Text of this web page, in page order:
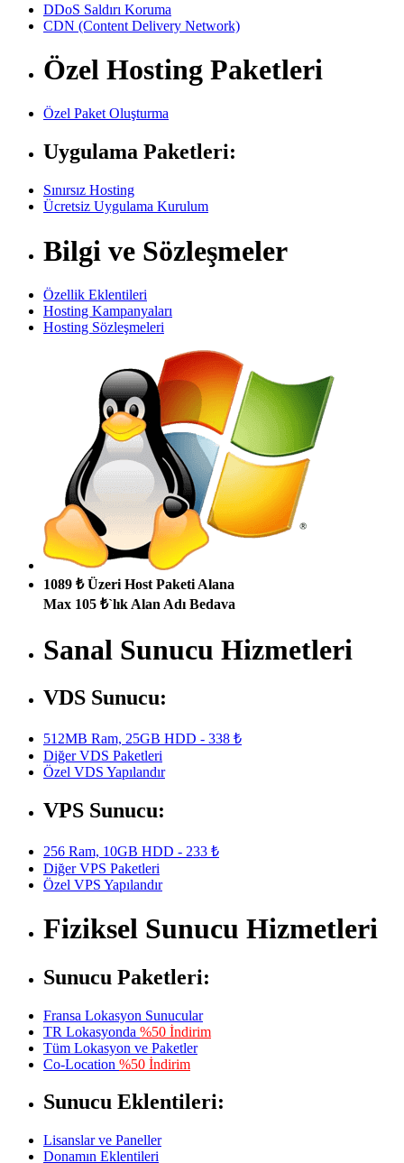
DDoS Saldırı Koruma
CDN (Content Delivery Network)
Özel Hosting Paketleri
Özel Paket Oluşturma
Uygulama Paketleri:
Sınırsız Hosting
Ücretsiz Uygulama Kurulum
Bilgi ve Sözleşmeler
Özellik Eklentileri
Hosting Kampanyaları
Hosting Sözleşmeleri
1089 ₺ Üzeri Host Paketi Alana
Max 105 ₺`lık Alan Adı Bedava
Sanal Sunucu Hizmetleri
VDS Sunucu:
512MB Ram, 25GB HDD - 338 ₺
Diğer VDS Paketleri
Özel VDS Yapılandır
VPS Sunucu:
256 Ram, 10GB HDD - 233 ₺
Diğer VPS Paketleri
Özel VPS Yapılandır
Fiziksel Sunucu Hizmetleri
Sunucu Paketleri:
Fransa Lokasyon Sunucular
TR Lokasyonda %50 İndirim
Tüm Lokasyon ve Paketler
Co-Location %50 İndirim
Sunucu Eklentileri:
Lisanslar ve Paneller
Donamın Eklentileri